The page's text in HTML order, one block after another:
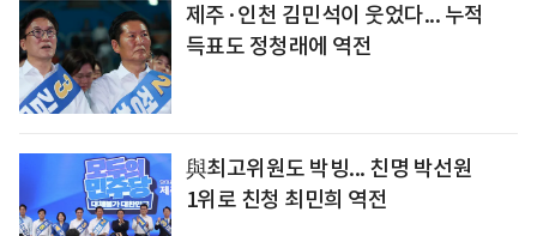
제주·인천 김민석이 웃었다... 누적
득표도 정청래에 역전
與최고위원도 박빙... 친명 박선원
1위로 친청 최민희 역전